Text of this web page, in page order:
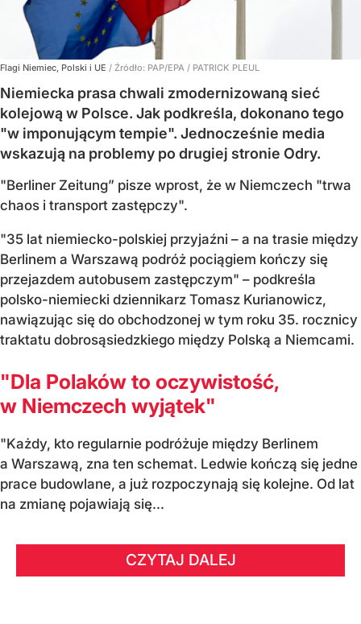
Flagi Niemiec, Polski i UE / Źródło: PAP/EPA / PATRICK PLEUL
Niemiecka prasa chwali zmodernizowaną sieć
kolejową w Polsce. Jak podkreśla, dokonano tego
"w imponującym tempie". Jednocześnie media
wskazują na problemy po drugiej stronie Odry.
"Berliner Zeitung” pisze wprost, że w Niemczech "trwa
chaos i transport zastępczy".
"35 lat niemiecko-polskiej przyjaźni – a na trasie między
Berlinem a Warszawą podróż pociągiem kończy się
przejazdem autobusem zastępczym" – podkreśla
polsko-niemiecki dziennikarz Tomasz Kurianowicz,
nawiązując się do obchodzonej w tym roku 35. rocznicy
traktatu dobrosąsiedzkiego między Polską a Niemcami.
"Dla Polaków to oczywistość,
w Niemczech wyjątek"
"Każdy, kto regularnie podróżuje między Berlinem
a Warszawą, zna ten schemat. Ledwie kończą się jedne
prace budowlane, a już rozpoczynają się kolejne. Od lat
na zmianę pojawiają się...
CZYTAJ DALEJ